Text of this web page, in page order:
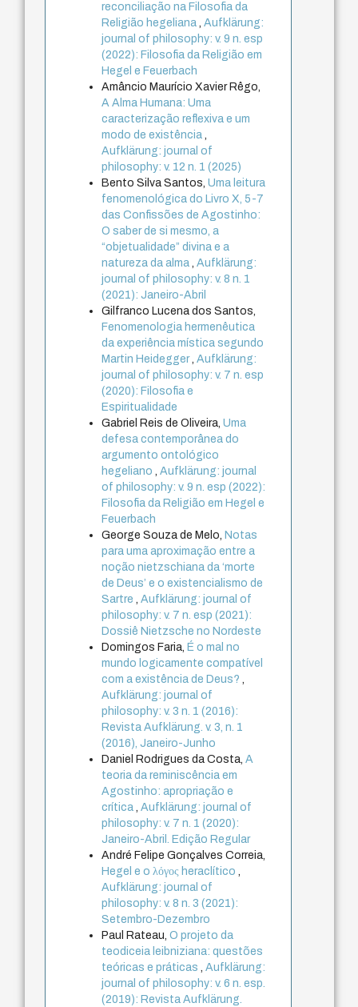
reconciliação na Filosofia da
Religião hegeliana,Aufklärung:
journal of philosophy: v. 9 n. esp
(2022): Filosofia da Religião em
Hegel e Feuerbach
Amâncio Maurício Xavier Rêgo,
A Alma Humana: Uma
caracterização reflexiva e um
modo de existência,
Aufklärung: journal of
philosophy: v. 12 n. 1 (2025)
Bento Silva Santos,Uma leitura
fenomenológica do Livro X, 5-7
das Confissões de Agostinho:
O saber de si mesmo, a
“objetualidade” divina e a
natureza da alma,Aufklärung:
journal of philosophy: v. 8 n. 1
(2021): Janeiro-Abril
Gilfranco Lucena dos Santos,
Fenomenologia hermenêutica
da experiência mística segundo
Martin Heidegger,Aufklärung:
journal of philosophy: v. 7 n. esp
(2020): Filosofia e
Espiritualidade
Gabriel Reis de Oliveira,Uma
defesa contemporânea do
argumento ontológico
hegeliano,Aufklärung: journal
of philosophy: v. 9 n. esp (2022):
Filosofia da Religião em Hegel e
Feuerbach
George Souza de Melo, Notas
para uma aproximação entre a
noção nietzschiana da ‘morte
de Deus’ e o existencialismo de
Sartre,Aufklärung: journal of
philosophy: v. 7 n. esp (2021):
Dossiê Nietzsche no Nordeste
Domingos Faria, É o mal no
mundo logicamente compatível
com a existência de Deus?,
Aufklärung: journal of
philosophy: v. 3 n. 1 (2016):
Revista Aufklärung. v. 3, n. 1
(2016), Janeiro-Junho
Daniel Rodrigues da Costa,A
teoria da reminiscência em
Agostinho: apropriação e
crítica,Aufklärung: journal of
philosophy: v. 7 n. 1 (2020):
Janeiro-Abril. Edição Regular
André Felipe Gonçalves Correia,
Hegel e o λόγος heraclítico,
Aufklärung: journal of
philosophy: v. 8 n. 3 (2021):
Setembro-Dezembro
Paul Rateau,O projeto da
teodiceia leibniziana: questões
teóricas e práticas,Aufklärung:
journal of philosophy: v. 6 n. esp.
(2019): Revista Aufklärung.